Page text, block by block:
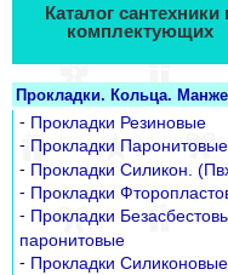
Каталог сантехники
комплектующих
Прокладки. Кольца.
- Прокладки Резиновые
- Прокладки Паронитовые
- Прокладки Силикон.
- Прокладки
- Прокладки
паронитовые
- Прокладки Силиконовые